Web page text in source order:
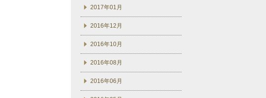
2017年01月
2016年12月
2016年10月
2016年08月
2016年06月